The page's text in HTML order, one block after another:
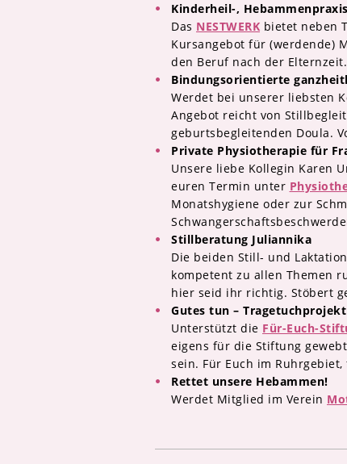
Kinderheil-,
Das NESTWERK bietet neben
Kursangebot für (werdende)
den Beruf nach der
Bindungsorientierte
Werdet bei unserer liebsten
Angebot reicht von
geburtsbegleitenden Doula.
Private Physiotherapie für
Unsere liebe Kollegin Karen
euren Termin unter
Monatshygiene oder zur
Stillberatung Juliannika
Die beiden Still- und
kompetent zu allen Themen
hier seid ihr richtig. Stöbert
Gutes tun – Tragetuchprojekt
Unterstützt die Für-Euch-
eigens für die Stiftung
sein. Für Euch im
Rettet unsere Hebammen!
Werdet Mitglied im Verein